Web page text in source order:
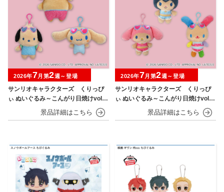
サンリオキャラクターズ くりっぴ
ぃ ぬいぐるみ～こんがり日焼けvol.1
2026年7月第2週～登場
サンリオキャラクターズ くりっぴ
ぃ ぬいぐるみ～こんがり日焼けvol.2
2026年7月第2週～登場